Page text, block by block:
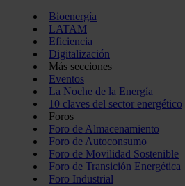
Bioenergía
LATAM
Eficiencia
Digitalización
Más secciones
Eventos
La Noche de la Energía
10 claves del sector energético
Foros
Foro de Almacenamiento
Foro de Autoconsumo
Foro de Movilidad Sostenible
Foro de Transición Energética
Foro Industrial